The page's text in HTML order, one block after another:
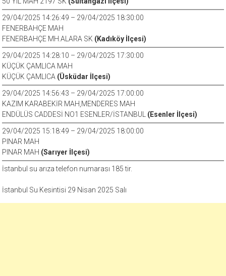
29/04/2025 14:26:49 – 29/04/2025 18:30:00
FENERBAHÇE MAH
FENERBAHÇE MH.ALARA SK (Kadıköy İlçesi)
29/04/2025 14:28:10 – 29/04/2025 17:30:00
KÜÇÜK ÇAMLICA MAH
KÜÇÜK ÇAMLICA (Üsküdar İlçesi)
29/04/2025 14:56:43 – 29/04/2025 17:00:00
KAZIM KARABEKİR MAH,MENDERES MAH
ENDÜLÜS CADDESİ NO1 ESENLER/İSTANBUL (Esenler İlçesi)
29/04/2025 15:18:49 – 29/04/2025 18:00:00
PINAR MAH
PINAR MAH (Sarıyer İlçesi)
İstanbul su arıza telefon numarası 185 tir.
İstanbul Su Kesintisi 29 Nisan 2025 Salı